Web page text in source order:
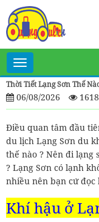
Toggle
navigation
Thời Tiết Lạng Sơn Thế
06/08/2026 1618
Điều quan tâm đầu
du lịch Lạng Sơn du
thế nào ? Nên đi lạng
? Lạng Sơn có lạnh
nhiều nên bạn cứ đọc
Khí hậu ở